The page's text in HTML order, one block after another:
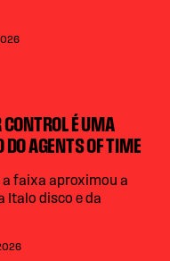
É UMA
DO AGENTS OF TIME
faixa aproximou a
Italo disco e da